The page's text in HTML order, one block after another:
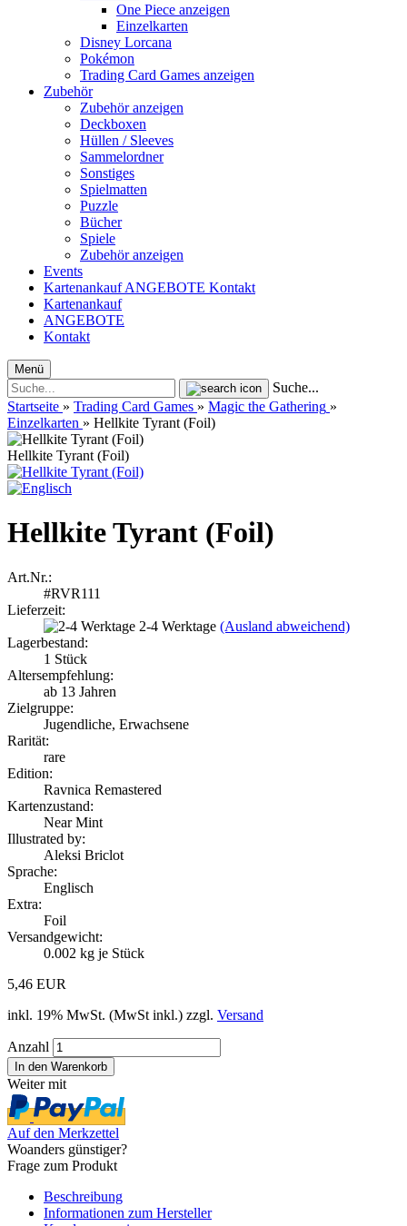
One Piece anzeigen
Einzelkarten
Disney Lorcana
Pokémon
Trading Card Games anzeigen
Zubehör
Zubehör anzeigen
Deckboxen
Hüllen / Sleeves
Sammelordner
Sonstiges
Spielmatten
Puzzle
Bücher
Spiele
Zubehör anzeigen
Events
KartenankaufANGEBOTE Kontakt
Kartenankauf
ANGEBOTE
Kontakt
Menü
Suche...
Startseite » Trading Card Games » Magic the Gathering »
Einzelkarten » Hellkite Tyrant (Foil)
Hellkite Tyrant (Foil)
Hellkite Tyrant (Foil)
Art.Nr.:
#RVR111
Lieferzeit:
2-4 Werktage (Ausland abweichend)
Lagerbestand:
1 Stück
Altersempfehlung:
ab 13 Jahren
Zielgruppe:
Jugendliche, Erwachsene
Rarität:
rare
Edition:
Ravnica Remastered
Kartenzustand:
Near Mint
Illustrated by:
Aleksi Briclot
Sprache:
Englisch
Extra:
Foil
Versandgewicht:
0.002 kg je Stück
5,46 EUR
inkl. 19% MwSt. (MwSt inkl.) zzgl. Versand
Anzahl
Weiter mit
Auf den Merkzettel
Woanders günstiger?
Frage zum Produkt
Beschreibung
Informationen zum Hersteller